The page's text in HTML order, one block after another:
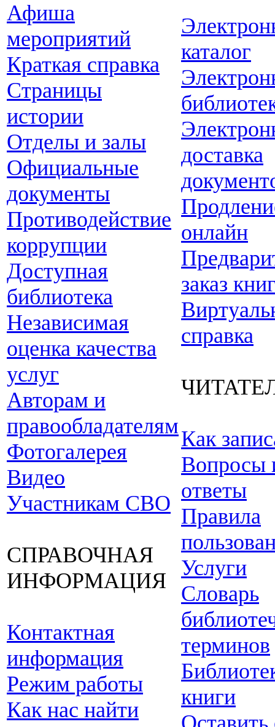
Афиша
мероприятий
Краткая справка
Страницы
истории
Отделы и залы
Официальные
документы
Противодействие
коррупции
Доступная
библиотека
Независимая
оценка качества
услуг
Авторам и
правообладателям
Фотогалерея
Видео
Участникам СВО
СПРАВОЧНАЯ
ИНФОРМАЦИЯ
Контактная
информация
Режим работы
Как нас найти
каталог
доставка
онлайн
заказ
справка
Как
Вопросы
ответы
Правила
Услуги
Словарь
терминов
книги